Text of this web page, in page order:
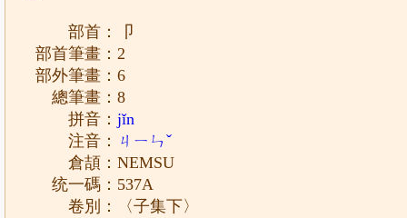
部首：卩
部首筆畫：2
部外筆畫：6
總筆畫：8
拼音：jǐn
注音： ㄐㄧㄣˇ
倉頡：NEMSU
统一碼：537A
卷別：〈子集下〉